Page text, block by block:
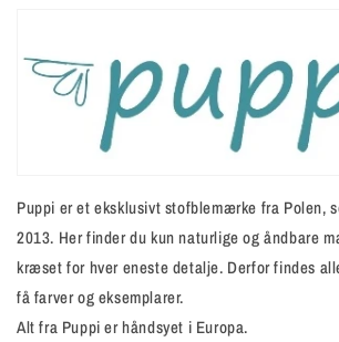
Puppi er et eksklusivt stofblemærke fra Polen,
2013. Her finder du kun naturlige og åndbare
kræset for hver eneste detalje. Derfor findes
få farver og eksemplarer.
Alt fra Puppi er håndsyet i Europa.